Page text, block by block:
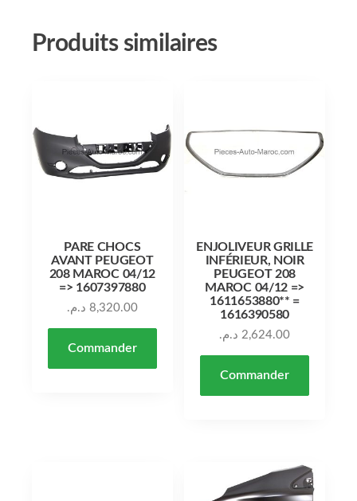
Produits similaires
PARE CHOCS
AVANT PEUGEOT
208 MAROC 04/12
=> 1607397880
8,320.00 د.م.
Commander
ENJOLIVEUR GRILLE
INFÉRIEUR, NOIR
PEUGEOT 208
MAROC 04/12 =>
1611653880** =
1616390580
2,624.00 د.م.
Commander